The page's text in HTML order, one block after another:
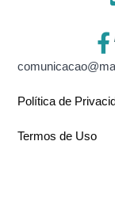
Política de
Termos de Uso